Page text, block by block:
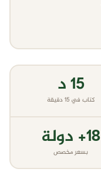
١٥ د
كتاب في ١٥ دقيقة
١٨+ دولة
بسعر مخصص